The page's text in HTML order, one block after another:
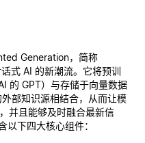
Generation，简称
式 AI 的新潮流。它将预训
的 GPT）与存储于向量数据
部知识源相结合，从而让模
并且能够及时融合最新信
以下四大核心组件：